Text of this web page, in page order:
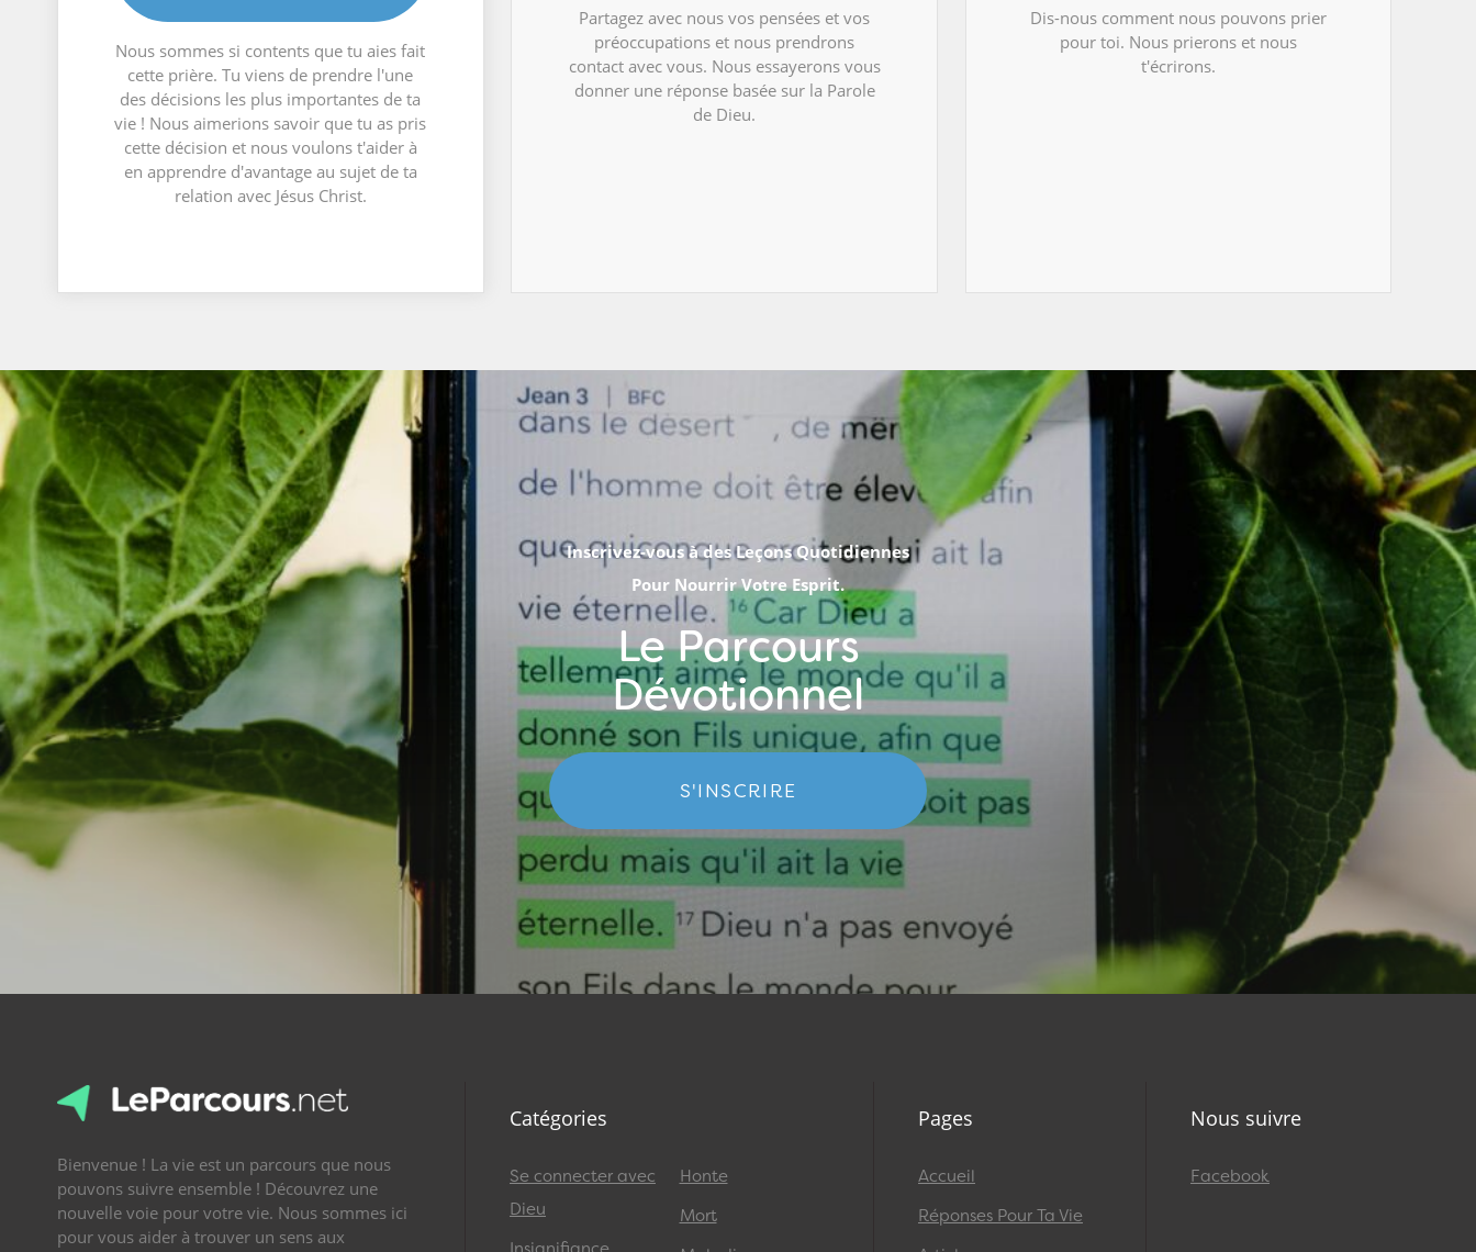
Nous sommes si contents que tu aies fait
cette prière. Tu viens de prendre l'une
des décisions les plus importantes de ta
vie ! Nous aimerions savoir que tu as pris
cette décision et nous voulons t'aider à
en apprendre d'avantage au sujet de ta
relation avec Jésus Christ.
Partagez avec nous vos pensées et vos
préoccupations et nous prendrons
contact avec vous. Nous essayerons vous
donner une réponse basée sur la Parole
de Dieu.
Dis-nous comment nous pouvons prier
pour toi. Nous prierons et nous
t'écrirons.
Inscrivez-vous à des Leçons Quotidiennes
Pour Nourrir Votre Esprit.
Le Parcours
Dévotionnel
S'INSCRIRE
Bienvenue ! La vie est un parcours que nous
pouvons suivre ensemble ! Découvrez une
nouvelle voie pour votre vie. Nous sommes ici
pour vous aider à trouver un sens aux
Catégories
Se connecter avec
Dieu
Honte
Mort
Pages
Accueil
Réponses Pour Ta Vie
Nous suivre
Facebook